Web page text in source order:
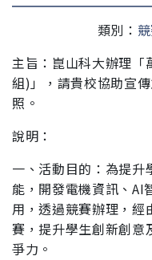
類別：
主旨：崑山科大辦理
組)」，請貴校協助宣
照。
說明：
一、活動目的：為提升
能， 開發電機資訊、AI
用，透過競賽辦理，經
賽，提升學生創新創意
爭力。